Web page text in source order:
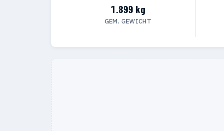
1.899 kg
GEM. GEWICHT